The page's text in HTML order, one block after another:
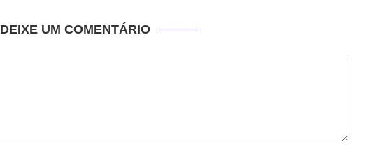
DEIXE UM COMENTÁRIO